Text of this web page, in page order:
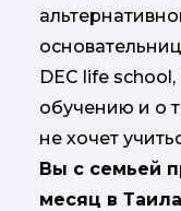
DEC life
обучению и о
не хочет
Вы с семьей
месяц в